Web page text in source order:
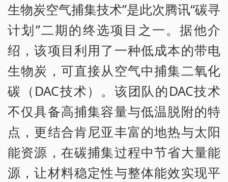
生物炭空气捕集技术”是此次腾讯“碳寻
计划”二期的终选项目之一。据他介
绍，该项目利用了一种低成本的带电
生物炭，可直接从空气中捕集二氧化
碳（DAC技术）。该团队的DAC技术
不仅具备高捕集容量与低温脱附的特
点，更结合肯尼亚丰富的地热与太阳
能资源，在碳捕集过程中节省大量能
源，让材料稳定性与整体能效实现平